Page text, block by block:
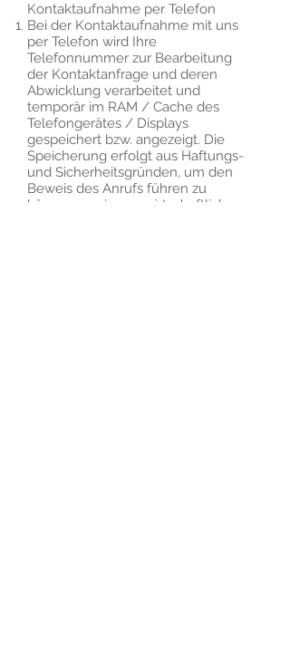
Kontaktaufnahme per Telefon
Bei der Kontaktaufnahme mit uns
per Telefon wird Ihre
Telefonnummer zur Bearbeitung
der Kontaktanfrage und deren
Abwicklung verarbeitet und
temporär im RAM / Cache des
Telefongerätes / Displays
gespeichert bzw. angezeigt. Die
Speicherung erfolgt aus Haftungs-
und Sicherheitsgründen, um den
Beweis des Anrufs führen zu
können sowie aus wirtschaftlichen